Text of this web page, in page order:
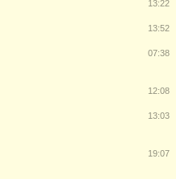
13:22
13:52
07:38
12:08
13:03
19:07